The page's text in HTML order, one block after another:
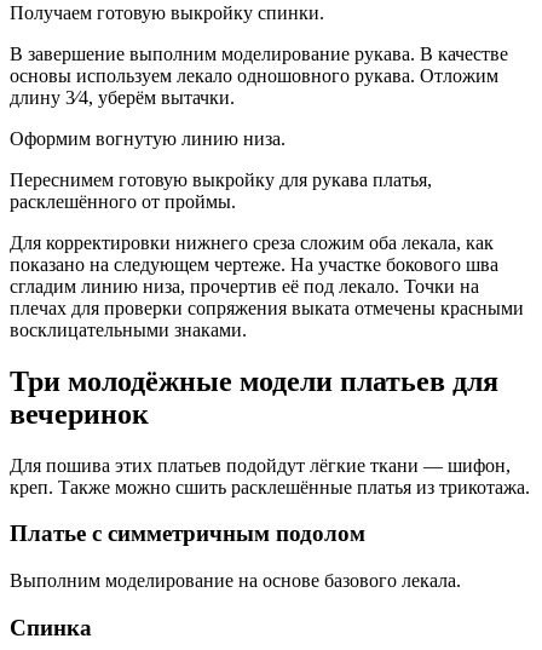
Получаем готовую выкройку спинки.
В завершение выполним моделирование рукава. В качестве
основы используем лекало одношовного рукава. Отложим
длину 3⁄4, уберём вытачки.
Оформим вогнутую линию низа.
Переснимем готовую выкройку для рукава платья,
расклешённого от проймы.
Для корректировки нижнего среза сложим оба лекала, как
показано на следующем чертеже. На участке бокового шва
сгладим линию низа, прочертив её под лекало. Точки на
плечах для проверки сопряжения выката отмечены красными
восклицательными знаками.
Три молодёжные модели платьев для
вечеринок
Для пошива этих платьев подойдут лёгкие ткани — шифон,
креп. Также можно сшить расклешённые платья из трикотажа.
Платье с симметричным подолом
Выполним моделирование на основе базового лекала.
Спинка